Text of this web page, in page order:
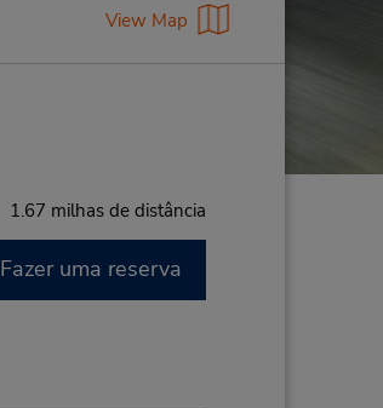
View Map
1.67 milhas de distância
Fazer uma reserva